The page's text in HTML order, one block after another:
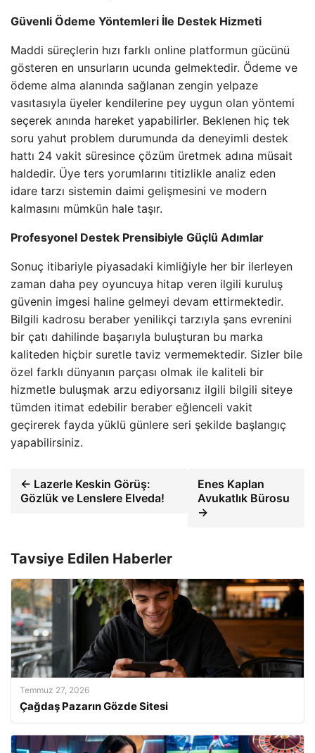
Güvenli Ödeme Yöntemleri İle Destek Hizmeti
Maddi süreçlerin hızı farklı online platformun gücünü
gösteren en unsurların ucunda gelmektedir. Ödeme ve
ödeme alma alanında sağlanan zengin yelpaze
vasıtasıyla üyeler kendilerine pey uygun olan yöntemi
seçerek anında hareket yapabilirler. Beklenen hiç tek
soru yahut problem durumunda da deneyimli destek
hattı 24 vakit süresince çözüm üretmek adına müsait
haldedir. Üye ters yorumlarını titizlikle analiz eden
idare tarzı sistemin daimi gelişmesini ve modern
kalmasını mümkün hale taşır.
Profesyonel Destek Prensibiyle Güçlü Adımlar
Sonuç itibariyle piyasadaki kimliğiyle her bir ilerleyen
zaman daha pey oyuncuya hitap veren ilgili kuruluş
güvenin imgesi haline gelmeyi devam ettirmektedir.
Bilgili kadrosu beraber yenilikçi tarzıyla şans evrenini
bir çatı dahilinde başarıyla buluşturan bu marka
kaliteden hiçbir suretle taviz vermemektedir. Sizler bile
özel farklı dünyanın parçası olmak ile kaliteli bir
hizmetle buluşmak arzu ediyorsanız ilgili bilgili siteye
tümden itimat edebilir beraber eğlenceli vakit
geçirerek fayda yüklü günlere seri şekilde başlangıç
yapabilirsiniz.
← Lazerle Keskin Görüş:
Gözlük ve Lenslere Elveda!
Enes Kaplan
Avukatlık Bürosu
→
Tavsiye Edilen Haberler
Temmuz 27, 2026
Çağdaş Pazarın Gözde Sitesi